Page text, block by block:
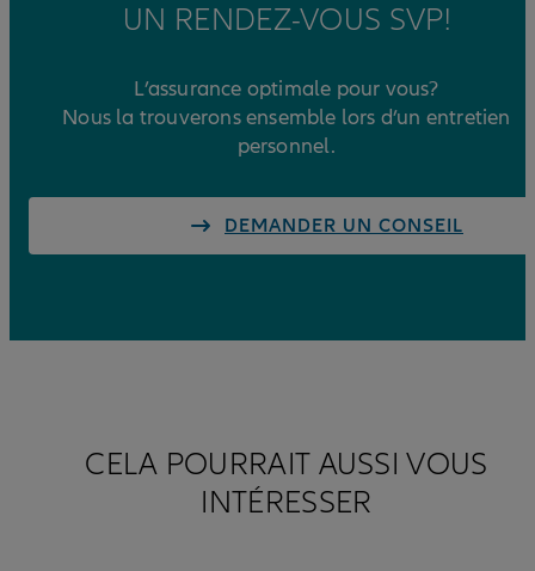
UN RENDEZ-VOUS SVP!
L’assurance optimale pour vous?
Nous la trouverons ensemble lors d’un entretien
personnel.
DEMANDER UN CONSEIL
CELA POURRAIT AUSSI VOUS
INTÉRESSER